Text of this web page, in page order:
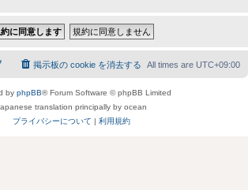
All times are UTC+09:00
掲示板の cookie を消去する
by phpBB® Forum Software © phpBB Limited
translation principally by ocean
プライバシーについて | 利用規約